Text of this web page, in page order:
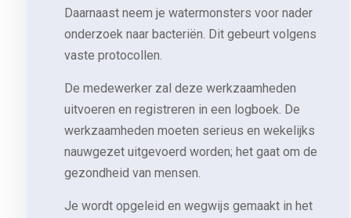
Daarnaast neem je watermonsters voor nader
onderzoek naar bacteriën. Dit gebeurt volgens
vaste protocollen.
De medewerker zal deze werkzaamheden
uitvoeren en registreren in een logboek. De
werkzaamheden moeten serieus en wekelijks
nauwgezet uitgevoerd worden; het gaat om de
gezondheid van mensen.
Je wordt opgeleid en wegwijs gemaakt in het